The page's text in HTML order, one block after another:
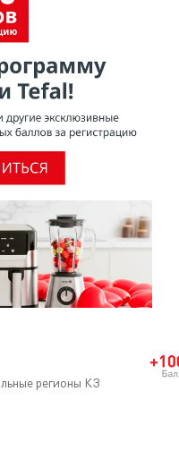
опасности для
для
агентство по
организация
к группе 3 [Том 19, 288
признав, что он не
том, что ПТФЭ
и тот
в медицине
артерии, протезы
регионы КЗ